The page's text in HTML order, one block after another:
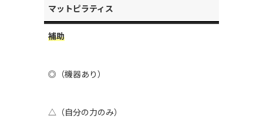
マットピラティス
補助
◎（機器あり）
△（自分の力のみ）